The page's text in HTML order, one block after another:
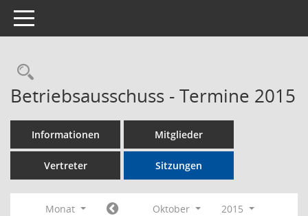
Toggle navigation
Rechercheauswahl
Betriebsausschuss - Termine 2015
Informationen Mitglieder
Vertreter Sitzungen
Monat Oktober
2015